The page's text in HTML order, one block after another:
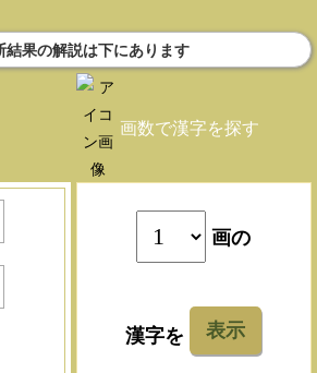
果の解説は下にあります
画数で漢字を探す
画の
漢字を 表示